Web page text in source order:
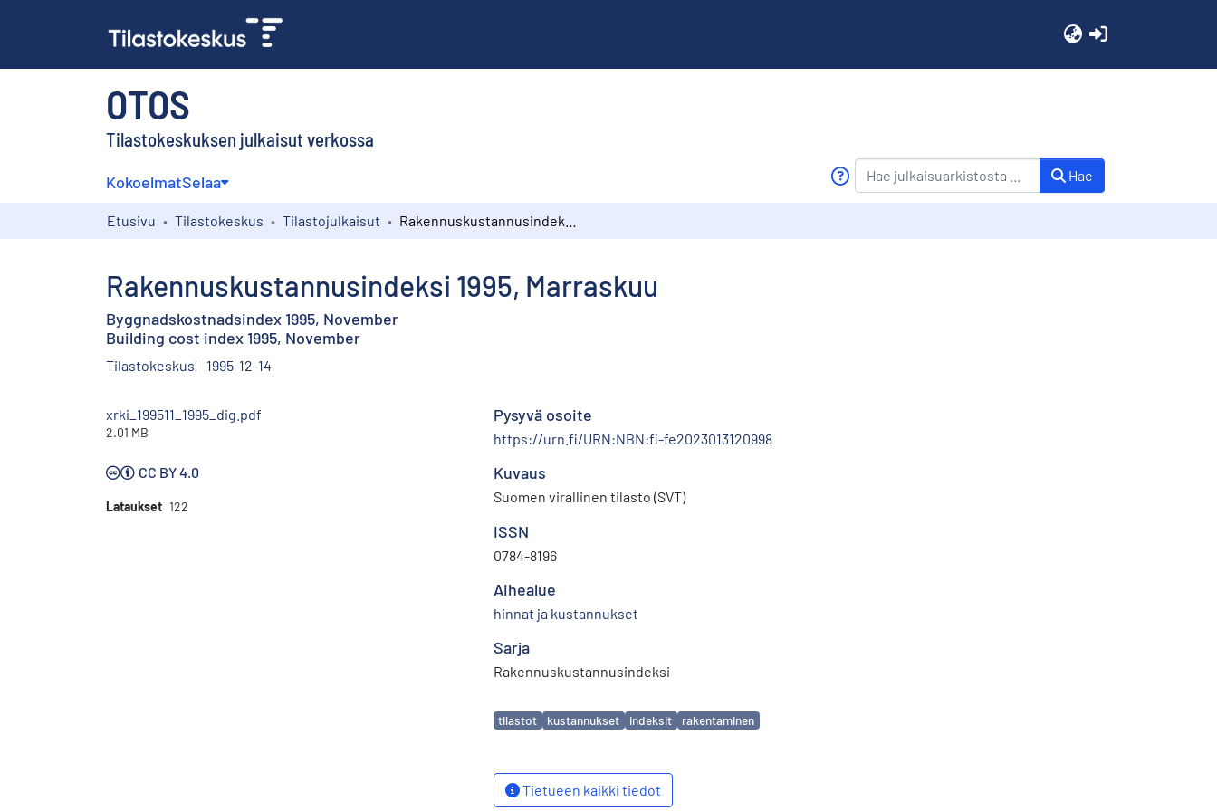
OTOS
Tilastokeskuksen julkaisut verkossa
KokoelmatSelaa Hae
Etusivu Tilastokeskus Tilastojulkaisut
Rakennuskustannusindeksi 1995, Marraskuu
Byggnadskostnadsindex 1995, November
Building cost index 1995, November
Tilastokeskus 1995-12-14
xrki_199511_1995_dig.pdf
2.01 MB
CC BY 4.0
Lataukset 122
Pysyvä osoite
https://urn.fi/URN:NBN:fi-fe2023013120998
Kuvaus
Suomen virallinen tilasto (SVT)
ISSN
0784-8196
Aihealue
hinnat ja kustannukset
Sarja
Rakennuskustannusindeksi
Avainsanat
tilastot kustannukset indeksit rakentaminen
Tietueen kaikki tiedot